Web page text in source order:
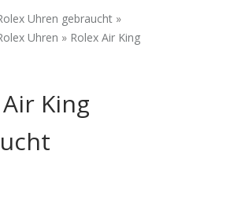
Uhren gebraucht »
Uhren » Rolex Air King
King